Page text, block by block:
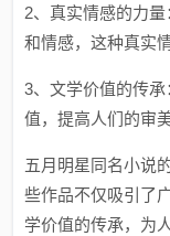
2、真实情感的力
和情感，这种真实
3、文学价值的传
值，提高人们的审
五月明星同名小说
些作品不仅吸引了
学价值的传承，为